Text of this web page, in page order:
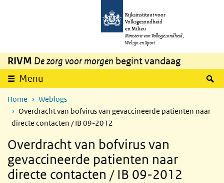
Overslaan en naar de inhoud gaan
Rijksinstituut voor
Volksgezondheid
en Milieu
Ministerie van Volksgezondheid,
Welzijn en Sport
RIVM De zorg voor morgen begint vandaag
Menu
Home
Weblogs
Overdracht van bofvirus van gevaccineerde patienten naar
directe contacten / IB 09-2012
Overdracht van bofvirus van
gevaccineerde patienten naar
directe contacten / IB 09-2012